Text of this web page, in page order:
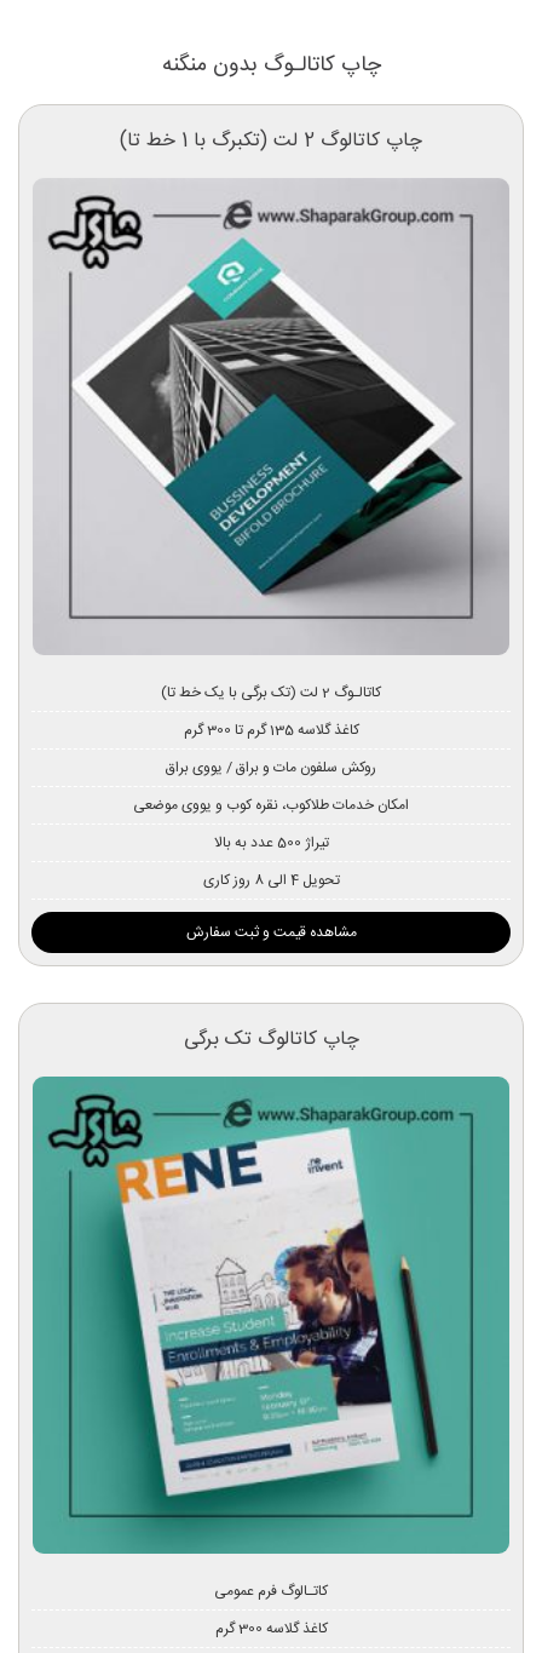
چاپ کاتالـوگ بدون منگنه
چاپ کاتالوگ 2 لت (تکبرگ با 1 خط تا)
کاتالـوگ 2 لت (تک برگی با یک خط تا)
کاغذ گلاسه 135 گرم تا 300 گرم
روکش سلفون مات و براق / یووی براق
امکان خدمات طلاکوب، نقره کوب و یووی موضعی
تیراژ 500 عدد به بالا
تحویل 4 الی 8 روز کاری
مشاهده قیمت و ثبت سفارش
چاپ کاتالوگ تک برگی
کاتـالوگ فرم عمومی
کاغذ گلاسه 300 گرم